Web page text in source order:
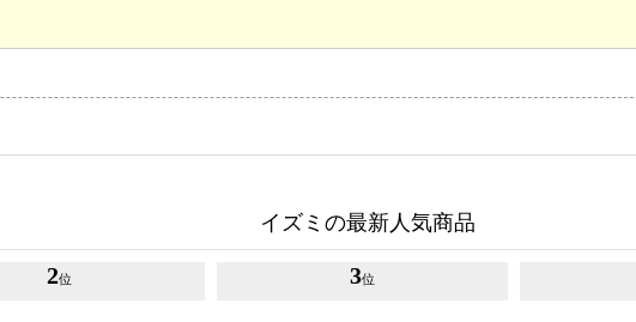
イズミの最新人気商品
2位 3位